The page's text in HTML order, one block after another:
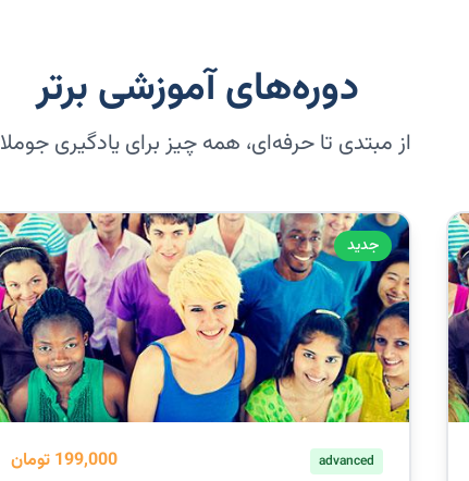
دوره‌های آموزشی برتر
از مبتدی تا حرفه‌ای، همه چیز برای یادگیری جوملا ۶
جدید
advanced 199,000 تومان